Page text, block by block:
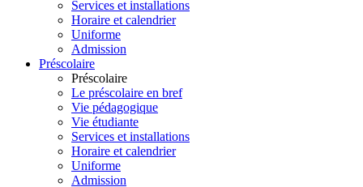
Services et installations
Horaire et calendrier
Uniforme
Admission
Préscolaire
Préscolaire
Le préscolaire en bref
Vie pédagogique
Vie étudiante
Services et installations
Horaire et calendrier
Uniforme
Admission